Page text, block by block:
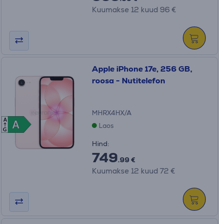
Kuumakse 12 kuud 96 €
A
A
A
G
Apple iPhone 17e, 256 GB,
roosa - Nutitelefon
MHRX4HX/A
Laos
Hind:
749.99 €
Kuumakse 12 kuud 72 €